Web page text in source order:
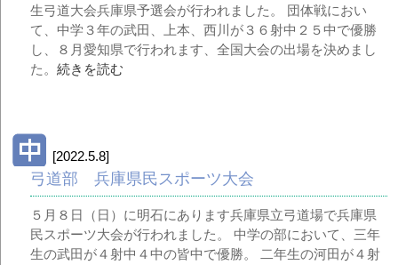
生弓道大会兵庫県予選会が行われました。 団体戦におい
て、中学３年の武田、上本、西川が３６射中２５中で優勝
し、８月愛知県で行われます、全国大会の出場を決めまし
た。続きを読む
[2022.5.8]
弓道部 兵庫県民スポーツ大会
５月８日（日）に明石にあります兵庫県立弓道場で兵庫県
民スポーツ大会が行われました。 中学の部において、三年
生の武田が４射中４中の皆中で優勝。 二年生の河田が４射